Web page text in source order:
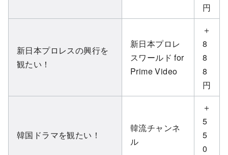
円
新日本プロレスの興行を
観たい！
新日本プロレ
スワールド for
Prime Video
＋
8
8
8
円
韓国ドラマを観たい！
韓流チャンネ
ル
＋
5
5
0